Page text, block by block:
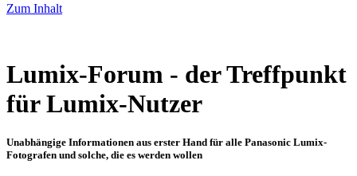
Zum Inhalt
Lumix-Forum - der Treffpunkt
für Lumix-Nutzer
Unabhängige Informationen aus erster Hand für alle Panasonic Lumix-
Fotografen und solche, die es werden wollen